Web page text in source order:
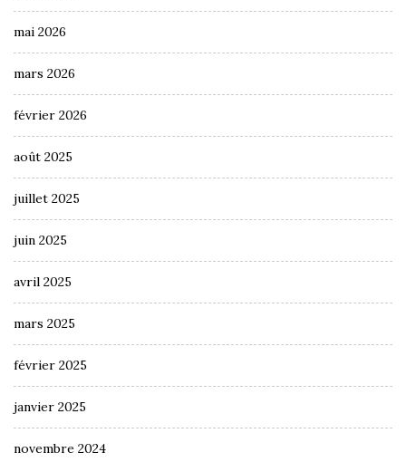
mai 2026
mars 2026
février 2026
août 2025
juillet 2025
juin 2025
avril 2025
mars 2025
février 2025
janvier 2025
novembre 2024